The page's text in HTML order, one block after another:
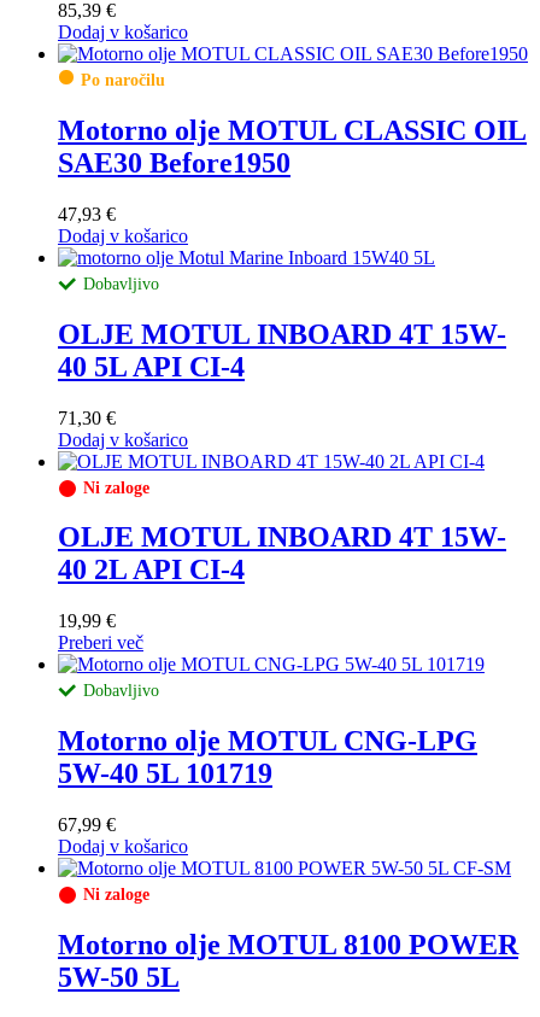
85,39 €
Dodaj v košarico
Po naročilu
Motorno olje MOTUL CLASSIC OIL
SAE30 Before1950
47,93 €
Dodaj v košarico
Dobavljivo
OLJE MOTUL INBOARD 4T 15W-
40 5L API CI-4
71,30 €
Dodaj v košarico
Ni zaloge
OLJE MOTUL INBOARD 4T 15W-
40 2L API CI-4
19,99 €
Preberi več
Dobavljivo
Motorno olje MOTUL CNG-LPG
5W-40 5L 101719
67,99 €
Dodaj v košarico
Ni zaloge
Motorno olje MOTUL 8100 POWER
5W-50 5L